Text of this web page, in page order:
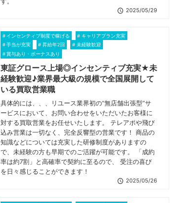
2025/05/29
インセンティブ制度で稼げる
キャリアプラン充実
手当が充実
昇給年2回
未経験歓迎
賞与あり・ボーナスあり
東証グロース上場◎インセンティブ充実★未
経験歓迎♪業界最大級の規模で全国展開して
いる買取営業職
具体的には、、、リユース業界初の“無店舗出張型”サ
ービスにおいて、お問い合わせをいただいたお客様に
対する買取営業をお任せいたします。 テレアポや飛び
込み営業は一切なく、完全反響型の営業です！ 商品の
知識などについては充実した研修制度がありますの
で、未経験の方も早期でのご活躍が可能です。 「成約
率は約7割」と高確率で契約に至るので、 受注の喜び
を日々感じることができます！
2025/05/26